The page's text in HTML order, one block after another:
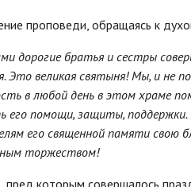
проповеди, обращаясь к
дорогие братья и сестры
Это великая святыня! Мы, и не
в любой день в этом храме
его помощи, защиты,
его священной памяти свою
торжеством!